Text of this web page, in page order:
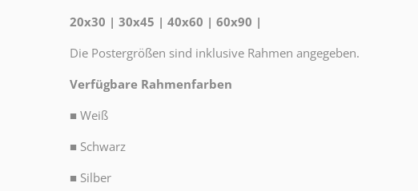
20x30 | 30x45 | 40x60 | 60x90 |
Die Postergrößen sind inklusive Rahmen angegeben.
Verfügbare Rahmenfarben
■ Weiß
■ Schwarz
■ Silber